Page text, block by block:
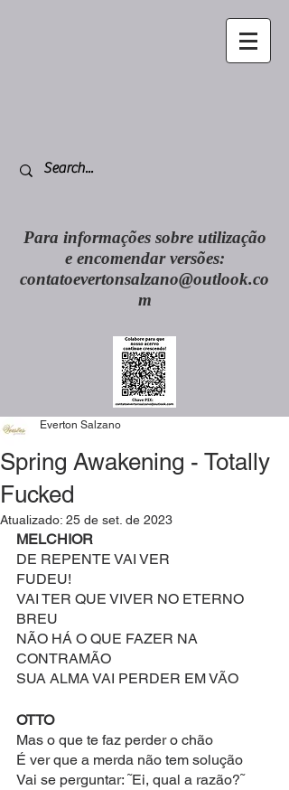
Para informações sobre utilização
e encomendar versões:
contatoevertonsalzano@outlook.co
m
Spring Awakening - Totally
Fucked
Everton Salzano
Atualizado: 25 de set. de 2023
MELCHIOR
DE REPENTE VAI VER
FUDEU!
VAI TER QUE VIVER NO ETERNO
BREU
NÃO HÁ O QUE FAZER NA
CONTRAMÃO
SUA ALMA VAI PERDER EM VÃO
OTTO
Mas o que te faz perder o chão
É ver que a merda não tem solução
Vai se perguntar: ˜Ei, qual a razão?˜